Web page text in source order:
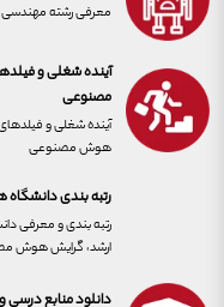
معرفی رشته
آینده شغلی و
مصنوعی
آینده شغلی و
هوش مصنوعی
رتبه بندی دانشگاه
رتبه بندی و معرفی
ارشد، گرایش هوش
دانلود منابع